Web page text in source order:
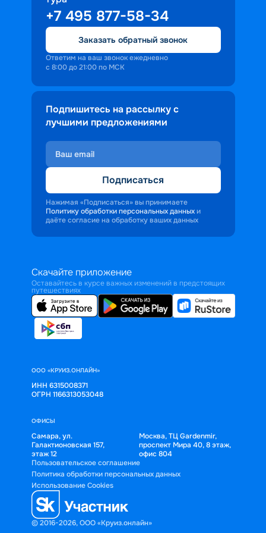
+7 495 877-58-34
Заказать обратный звонок
Ответим на ваш звонок ежедневно
с 8:00 до 21:00 по МСК
Подпишитесь на рассылку с
лучшими предложениями
Подписаться
Нажимая «Подписаться» вы принимаете
Политику обработки персональных данных и
даёте согласие на обработку ваших данных
Скачайте приложение
Оставайтесь в курсе важных изменений в предстоящих
путешествиях
ООО «КРУИЗ.ОНЛАЙН»
ИНН 6315008371
ОГРН 1166313053048
ОФИСЫ
Самара, ул.
Галактионовская 157,
этаж 12
Москва, ТЦ Gardenmir,
проспект Мира 40, 8 этаж,
офис 804
© 2016-2026, ООО «Круиз.онлайн»
Пользовательское соглашение
Политика обработки персональных данных
Использование Cookies